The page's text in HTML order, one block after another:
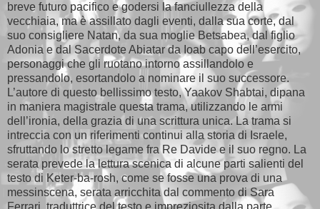
breve futuro pacifico e godersi la fanciullezza della
vecchiaia, ma è assillato dagli eventi, dalla sua corte, dal
suo consigliere Natan, da sua moglie Betsabea, dal figlio
Adonia e dal Sacerdote Abiatar da Ioab capo dell’esercito,
personaggi che gli ruotano intorno assillandolo e
pressandolo, esortandolo a nominare il suo successore.
L’autore di questo bellissimo testo, Yaakov Shabtai, dipana
in maniera magistrale questa trama, utilizzando le armi
dell’ironia, della grazia di una scrittura unica. La trama si
intreccia con un riferimenti continui alla storia di Israele,
sfruttando lo stretto legame fra Re Davide e il suo regno. La
serata prevede la lettura scenica di alcune parti salienti del
testo di Keter-ba-rosh, come se fosse una prova di una
messinscena, serata arricchita dal commento di Sara